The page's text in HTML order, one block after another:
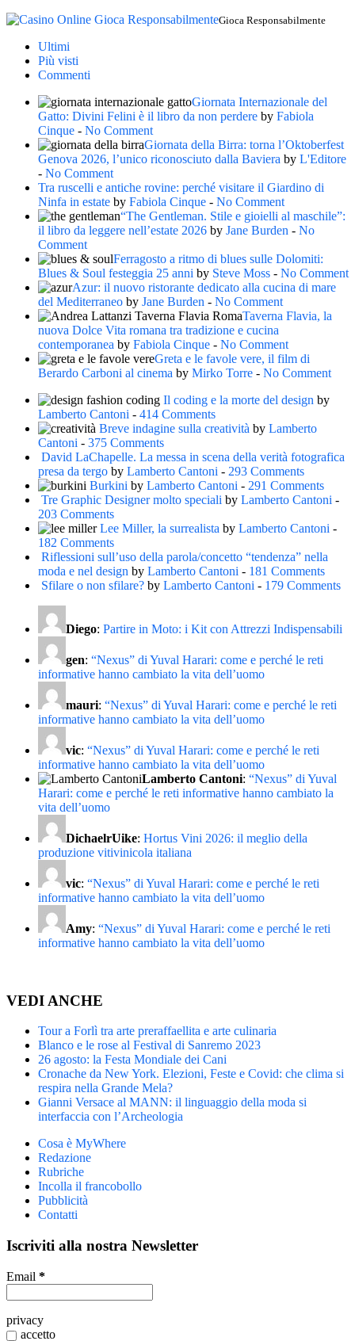
Gioca Responsabilmente
Ultimi
Più visti
Commenti
Giornata Internazionale del
Gatto: Divini Felini è il libro da non perdere by Fabiola
Cinque - No Comment
Giornata della Birra: torna l’Oktoberfest
Genova 2026, l’unico riconosciuto dalla Baviera by L'Editore
- No Comment
Tra ruscelli e antiche rovine: perché visitare il Giardino di
Ninfa in estate by Fabiola Cinque - No Comment
“The Gentleman. Stile e gioielli al maschile”:
il libro da leggere nell’estate 2026 by Jane Burden - No
Comment
Ferragosto a ritmo di blues sulle Dolomiti:
Blues & Soul festeggia 25 anni by Steve Moss - No Comment
Azur: il nuovo ristorante dedicato alla cucina di mare
del Mediterraneo by Jane Burden - No Comment
Taverna Flavia, la
nuova Dolce Vita romana tra tradizione e cucina
contemporanea by Fabiola Cinque - No Comment
Greta e le favole vere, il film di
Berardo Carboni al cinema by Mirko Torre - No Comment
Il coding e la morte del design by
Lamberto Cantoni - 414 Comments
Breve indagine sulla creatività by Lamberto
Cantoni - 375 Comments
David LaChapelle. La messa in scena della verità fotografica
presa da tergo by Lamberto Cantoni - 293 Comments
Burkini by Lamberto Cantoni - 291 Comments
Tre Graphic Designer molto speciali by Lamberto Cantoni -
203 Comments
Lee Miller, la surrealista by Lamberto Cantoni -
182 Comments
Riflessioni sull’uso della parola/concetto “tendenza” nella
moda e nel design by Lamberto Cantoni - 181 Comments
Sfilare o non sfilare? by Lamberto Cantoni - 179 Comments
Diego: Partire in Moto: i Kit con Attrezzi Indispensabili
gen: “Nexus” di Yuval Harari: come e perché le reti
informative hanno cambiato la vita dell’uomo
mauri: “Nexus” di Yuval Harari: come e perché le reti
informative hanno cambiato la vita dell’uomo
vic: “Nexus” di Yuval Harari: come e perché le reti
informative hanno cambiato la vita dell’uomo
Lamberto Cantoni: “Nexus” di Yuval
Harari: come e perché le reti informative hanno cambiato la
vita dell’uomo
DichaelrUike: Hortus Vini 2026: il meglio della
produzione vitivinicola italiana
vic: “Nexus” di Yuval Harari: come e perché le reti
informative hanno cambiato la vita dell’uomo
Amy: “Nexus” di Yuval Harari: come e perché le reti
informative hanno cambiato la vita dell’uomo
VEDI ANCHE
Tour a Forlì tra arte preraffaellita e arte culinaria
Blanco e le rose al Festival di Sanremo 2023
26 agosto: la Festa Mondiale dei Cani
Cronache da New York. Elezioni, Feste e Covid: che clima si
respira nella Grande Mela?
Gianni Versace al MANN: il linguaggio della moda si
interfaccia con l’Archeologia
Cosa è MyWhere
Redazione
Rubriche
Incolla il francobollo
Pubblicità
Contatti
Iscriviti alla nostra Newsletter
Email *
privacy
accetto